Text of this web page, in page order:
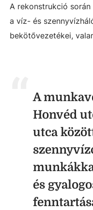
A rekonstrukció
a víz- és
bekötővezetékei,
A
Honvéd
utca
és